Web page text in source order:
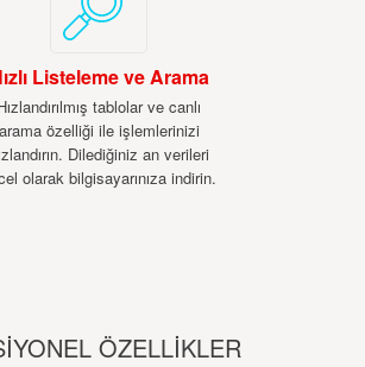
Listeleme ve Arama
tablolar ve canlı
arama özelliği ile işlemlerinizi
Dilediğiniz an verileri
olarak bilgisayarınıza indirin.
ÖZELLİKLER